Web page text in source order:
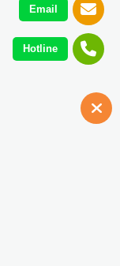
Email
Hotline